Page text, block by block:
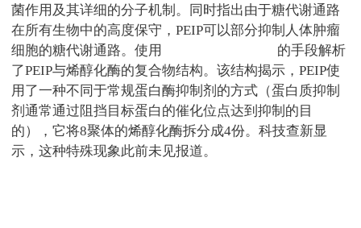
菌作用及其详细的分子机制。同时指出由于糖代谢通路
在所有生物中的高度保守，PEIP可以部分抑制人体肿瘤
细胞的糖代谢通路。使用
的手段解析
了PEIP与烯醇化酶的复合物结构。该结构揭示，PEIP使
用了一种不同于常规蛋白酶抑制剂的方式（蛋白质抑制
剂通常通过阻挡目标蛋白的催化位点达到抑制的目
的），它将8聚体的烯醇化酶拆分成4份。科技查新显
示，这种特殊现象此前未见报道。